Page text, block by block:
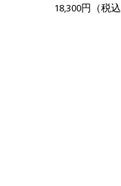
18,300円（税込